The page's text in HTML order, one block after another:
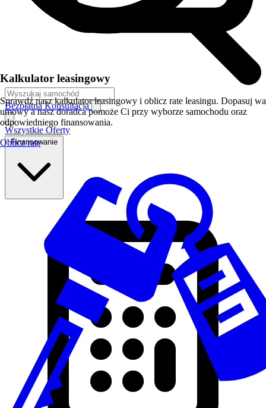
Bezpłatna Konsultacja
Wszystkie Oferty
Finansowanie
Kalkulator leasingowy
Sprawdź nasz kalkulator leasingowy i oblicz rate leasingu. Dopasuj
umowy a nasz doradca pomoże Ci przy wyborze samochodu oraz
odpowiedniego finansowania.
Oblicz ratę